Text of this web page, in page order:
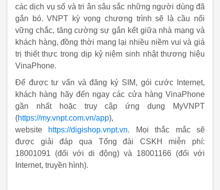
các dịch vụ số và tri ân sâu sắc những người dùng đã
gắn bó. VNPT kỳ vọng chương trình sẽ là cầu nối
vững chắc, tăng cường sự gắn kết giữa nhà mạng và
khách hàng, đồng thời mang lại nhiều niềm vui và giá
trị thiết thực trong dịp kỷ niệm sinh nhật thương hiệu
VinaPhone.
Để được tư vấn và đăng ký SIM, gói cước Internet,
khách hàng hãy đến ngay các cửa hàng VinaPhone
gần nhất hoặc truy cập ứng dụng MyVNPT
(https://my.vnpt.com.vn/app),
website https://digishop.vnpt.vn. Mọi thắc mắc sẽ
được giải đáp qua Tổng đài CSKH miễn phí:
18001091 (đối với di động) và 18001166 (đối với
Internet, truyền hình).